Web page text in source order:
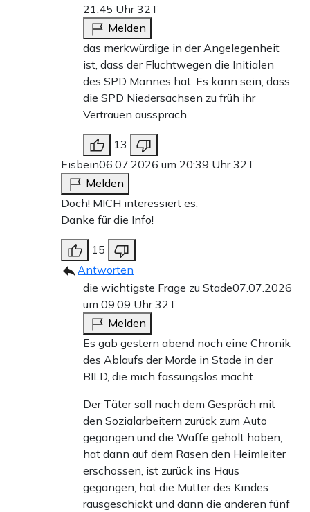
21:45 Uhr32T
Melden
das merkwürdige in der Angelegenheit
ist, dass der Fluchtwegen die Initialen
des SPD Mannes hat. Es kann sein, dass
die SPD Niedersachsen zu früh ihr
Vertrauen aussprach.
13
Eisbein06.07.2026 um 20:39 Uhr32T
Melden
Doch! MICH interessiert es.
Danke für die Info!
15
Antworten
die wichtigste Frage zu Stade07.07.2026
um 09:09 Uhr32T
Melden
Es gab gestern abend noch eine Chronik
des Ablaufs der Morde in Stade in der
BILD, die mich fassungslos macht.
Der Täter soll nach dem Gespräch mit
den Sozialarbeitern zurück zum Auto
gegangen und die Waffe geholt haben,
hat dann auf dem Rasen den Heimleiter
erschossen, ist zurück ins Haus
gegangen, hat die Mutter des Kindes
rausgeschickt und dann die anderen fünf